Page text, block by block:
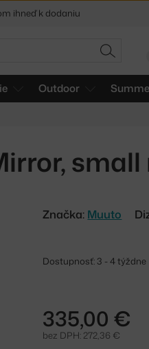
HĽADAŤ
Outdoor
small
Značka: Muuto
Dostupnosť: 3 - 4 týždne
335,00 €
bez DPH: 272,36 €
newslettera